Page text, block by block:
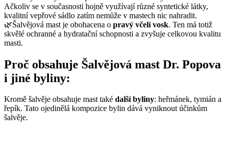
Ačkoliv se v současnosti hojně využívají různé syntetické látky,
kvalitní vepřové sádlo zatím nemůže v mastech nic nahradit.
🌿Šalvějová mast je obohacena o pravý včelí vosk. Ten má totiž
skvělé ochranné a hydratační schopnosti a zvyšuje celkovou kvalitu
masti.
Proč obsahuje Šalvějová mast Dr. Popova
i jiné byliny:
Kromě šalvěje obsahuje mast také další byliny: heřmánek, tymián a
řepík. Tato ojedinělá kompozice bylin dává vyniknout účinkům
šalvěje.